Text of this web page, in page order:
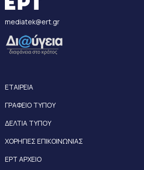
mediatek@ert.gr
ΕΤΑΙΡΕΙΑ
ΓΡΑΦΕΙΟ ΤΥΠΟΥ
ΔΕΛΤΙΑ ΤΥΠΟΥ
ΧΟΡΗΓΙΕΣ ΕΠΙΚΟΙΝΩΝΙΑΣ
ΕΡΤ ΑΡΧΕΙΟ